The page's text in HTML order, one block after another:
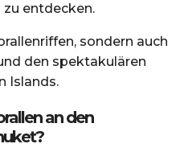
zu entdecken.
sondern auch
den spektakulären
Islands.
an den